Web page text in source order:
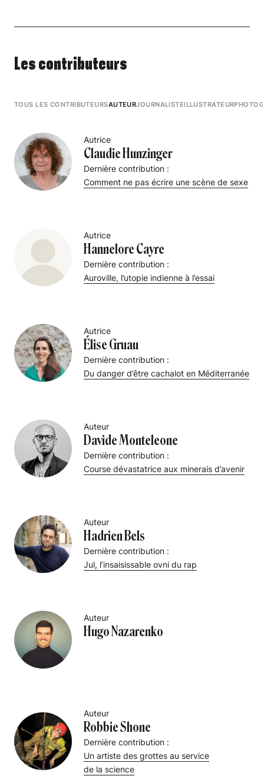
Les contributeurs
TOUS LES CONTRIBUTEURSAUTEURJOURNALISTEILLUSTRATEUR
Autrice
Claudie Hunzinger
Dernière contribution :
Comment ne pas écrire une scène de sexe
Autrice
Hannelore Cayre
Dernière contribution :
Auroville, l’utopie indienne à l’essai
Autrice
Élise Gruau
Dernière contribution :
Du danger d’être cachalot en Méditerranée
Auteur
Davide Monteleone
Dernière contribution :
Course dévastatrice aux minerais d’avenir
Auteur
Hadrien Bels
Dernière contribution :
Jul, l’insaisissable ovni du rap
Auteur
Hugo Nazarenko
Auteur
Robbie Shone
Dernière contribution :
Un artiste des grottes au service
de la science